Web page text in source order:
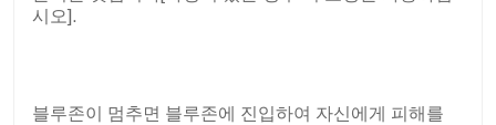
시오].
블루존이 멈추면 블루존에 진입하여 자신에게 피해를